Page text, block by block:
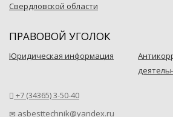
Свердловской области
ПРАВОВОЙ УГОЛОК
Юридическая информация
+7 (34365) 3-50-40
asbesttechnik@yandex.ru